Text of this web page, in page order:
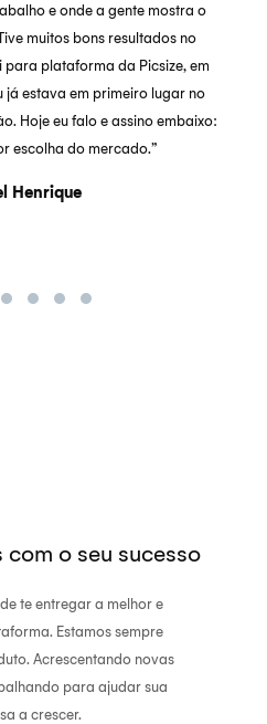
e onde a gente mostra o
muitos bons resultados no
para plataforma da Picsize, em
já estava em primeiro lugar no
Hoje eu falo e assino embaixo:
escolha do mercado.”
Henrique
o seu sucesso
te entregar a melhor e
Estamos sempre
Acrescentando novas
para ajudar sua
a crescer.